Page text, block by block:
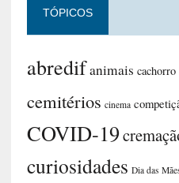
TÓPICOS
abredifanimais cachorro
cemitérios cinema
COVID-19
curiosidades Dia das